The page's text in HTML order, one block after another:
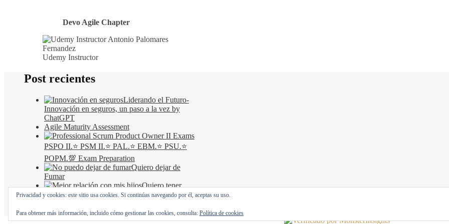
Devo Agile Chapter
Udemy Instructor
Post recientes
Liderando el Futuro-
Innovación en seguros, un paso a la vez by
ChatGPT
Agile Maturity Assessment
PSPO II.⭐ PSM II.⭐ PAL.⭐ EBM.⭐ PSU.⭐
POPM.💯 Exam Preparation
Quiero dejar de
Fumar
Quiero tener
mejor relación con mis hijos
Ashe Tema deWP Royal.
Privacidad y cookies: este sitio usa cookies. Si continúas navegando por él, aceptas su uso.
Para obtener más información, incluido cómo gestionar las cookies, consulta: Política de cookies